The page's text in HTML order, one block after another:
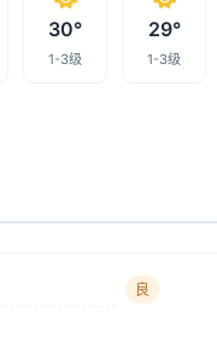
30°
1-3级
29°
1-3级
良